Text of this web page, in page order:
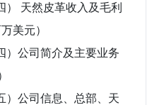
） 天然皮革收入及毛利
美元）
）公司简介及主要业务
）公司信息、总部、天